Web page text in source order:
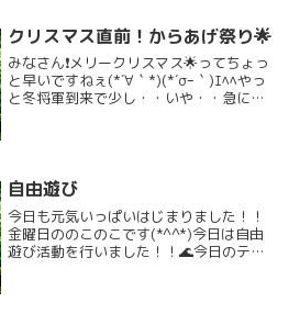
デコレーションし...
クリスマス直前！からあげ祭り🌟
みなさん❗メリークリスマス🌟ってちょっ
と早いですねぇ(*´∀｀*)(*´σｰ｀)ｴﾍﾍやっ
と冬将軍到来で少し・・いや・・急にす
自由遊び
今日も元気いっぱいはじまりました！！
金曜日ののこのこです(*^^*)今日は自由
遊び活動を行いました！！🌊今日のテー